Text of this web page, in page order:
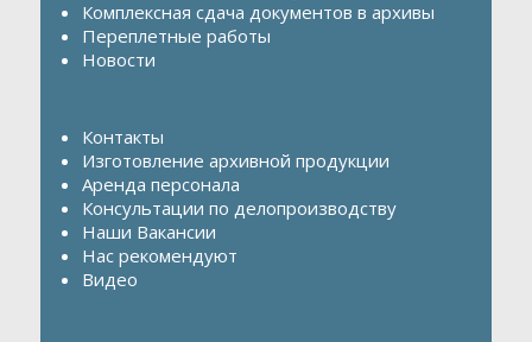
Комплексная сдача документов в архивы
Переплетные работы
Новости
Контакты
Изготовление архивной продукции
Аренда персонала
Консультации по делопроизводству
Наши Вакансии
Нас рекомендуют
Видео